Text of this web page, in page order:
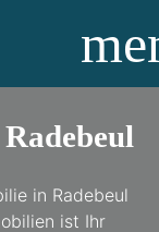
in Radebeul
ist Ihr